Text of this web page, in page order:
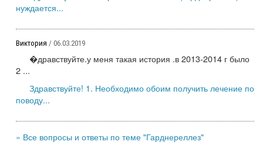
нуждается...
Виктория / 06.03.2019
�дравствуйте.у меня такая история .в 2013-2014 г было
2 ...
Здравствуйте! 1. Необходимо обоим получить лечение по
поводу...
» Все вопросы и ответы по теме "Гарднереллез"